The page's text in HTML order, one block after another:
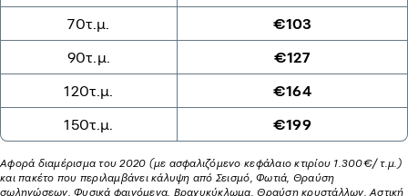
70τ.μ.
€103
90τ.μ.
€127
120τ.μ.
€164
150τ.μ.
€199
Αφορά διαμέρισμα του 2020 (με ασφαλιζόμενο κεφάλαιο κτιρίου 1.300€/ τ.μ.)
και πακέτο που περιλαμβάνει κάλυψη από Σεισμό, Φωτιά, Θραύση
σωληνώσεων, Φυσικά φαινόμενα, Βραχυκύκλωμα, Θραύση κρυστάλλων, Αστική